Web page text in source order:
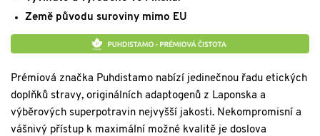
Země původu suroviny mimo EU
Prémiová značka Puhdistamo nabízí jedinečnou řadu etických
doplňků stravy, originálních adaptogenů z Laponska a
výběrových superpotravin nejvyšší jakosti. Nekompromisní a
vášnivý přístup k maximální možné kvalitě je doslova